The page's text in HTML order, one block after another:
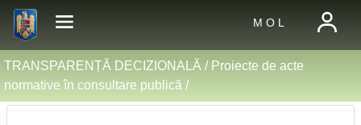
M O L
TRANSPARENȚĂ DECIZIONALĂ / Proiecte de acte
normative în consultare publică /